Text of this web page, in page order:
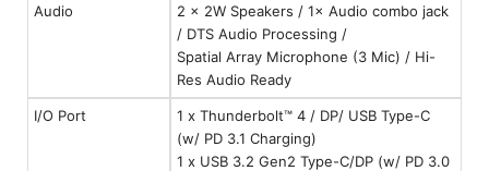
Audio
2 × 2W Speakers / 1× Audio combo jack
/ DTS Audio Processing /
Spatial Array Microphone (3 Mic) / Hi-
Res Audio Ready
I/O Port
1 x Thunderbolt™ 4 / DP/ USB Type-C
(w/ PD 3.1 Charging)
1 x USB 3.2 Gen2 Type-C/DP (w/ PD 3.0